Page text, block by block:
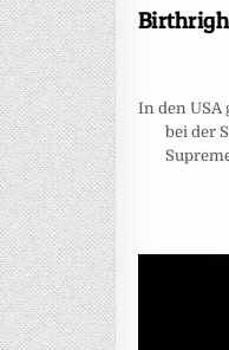
In den USA
bei der